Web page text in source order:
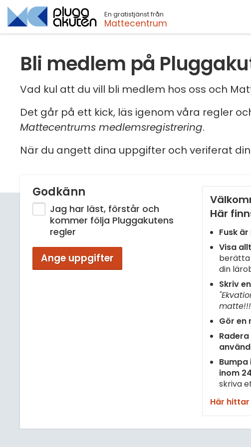
En gratistjänst från
Mattecentrum
Bli medlem på
Vad kul att du vill bli medlem hos oss och
Det går på ett kick, läs igenom våra regler
Mattecentrums medlemsregistrering.
När du angett dina uppgifter och veriferat
Godkänn
Jag har läst, förstår och
kommer följa Pluggakutens
regler
Ange uppgifter
Här
Fusk
Visa
berätta
din
Skriv
Gör en
inom
skriva
Här
Sök